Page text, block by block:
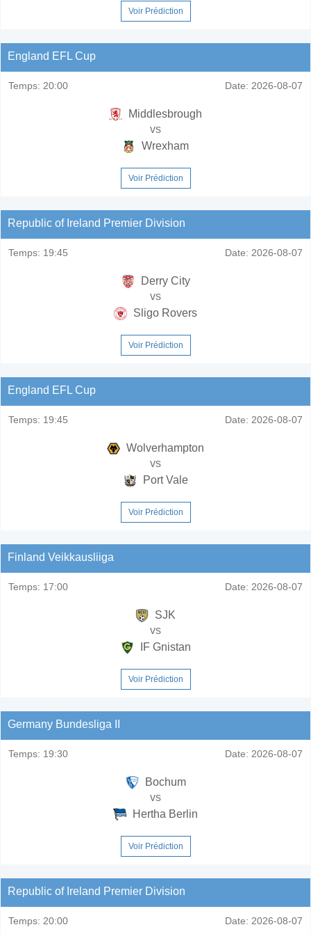
Voir Prédiction
England EFL Cup
Temps: 20:00 Date: 2026-08-07
Middlesbrough
vs
Wrexham
Voir Prédiction
Republic of Ireland Premier Division
Temps: 19:45 Date: 2026-08-07
Derry City
vs
Sligo Rovers
Voir Prédiction
England EFL Cup
Temps: 19:45 Date: 2026-08-07
Wolverhampton
vs
Port Vale
Voir Prédiction
Finland Veikkausliiga
Temps: 17:00 Date: 2026-08-07
SJK
vs
IF Gnistan
Voir Prédiction
Germany Bundesliga II
Temps: 19:30 Date: 2026-08-07
Bochum
vs
Hertha Berlin
Voir Prédiction
Republic of Ireland Premier Division
Temps: 20:00 Date: 2026-08-07